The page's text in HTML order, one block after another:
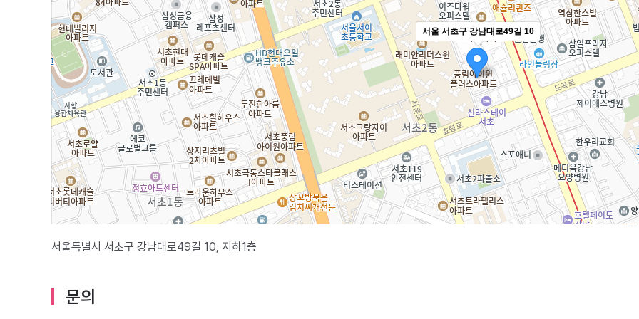
서울 서초구 강남대로49길 10
서울특별시 서초구 강남대로49길 10, 지하1층
문의